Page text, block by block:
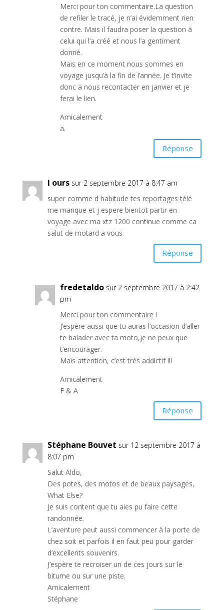
Merci pour ton commentaire.La question
de refiler le tracé, je n’ai évidemment rien
contre. Mais il faudra poser la question ä
celui qui l’a créé et nous l’a gentiment
donné.
Mais en ce moment nous sommes en
voyage jusqu’à la fin de l’année. Je t’invite
donc ä nous recontacter en janvier et je
ferai le lien.
Amicalement
a.
Réponse
l ours sur 2 septembre 2017 à 8:47 am
super comme d habitude tes reportages télé
me manque et j espere bientot partir en
voyage avec ma xtz 1200 continue comme ca
salut de motard a vous
Réponse
fredetaldo sur 2 septembre 2017 à 2:42
pm
Merci pour ton commentaire !
J’espère aussi que tu auras l’occasion d’aller
te balader avec ta moto,je ne peux que
t’encourager.
Mais attention, c’est très addictif !!!
Amicalement
F & A
Réponse
Stéphane Bouvet sur 12 septembre 2017 à
8:07 pm
Salut Aldo,
Des potes, des motos et de beaux paysages,
What Else?
Je suis content que tu aies pu faire cette
randonnée.
L’aventure peut aussi commencer à la porte de
chez soit et parfois il en faut peu pour garder
d’excellents souvenirs.
J’espère te recroiser un de ces jours sur le
bitume ou sur une piste.
Amicalement
Stéphane